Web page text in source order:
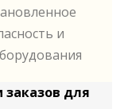
и
заказов для